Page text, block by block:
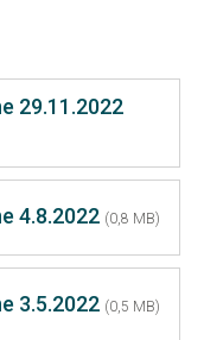
29.11.2022
4.8.2022 (0,8 MB)
3.5.2022 (0,5 MB)